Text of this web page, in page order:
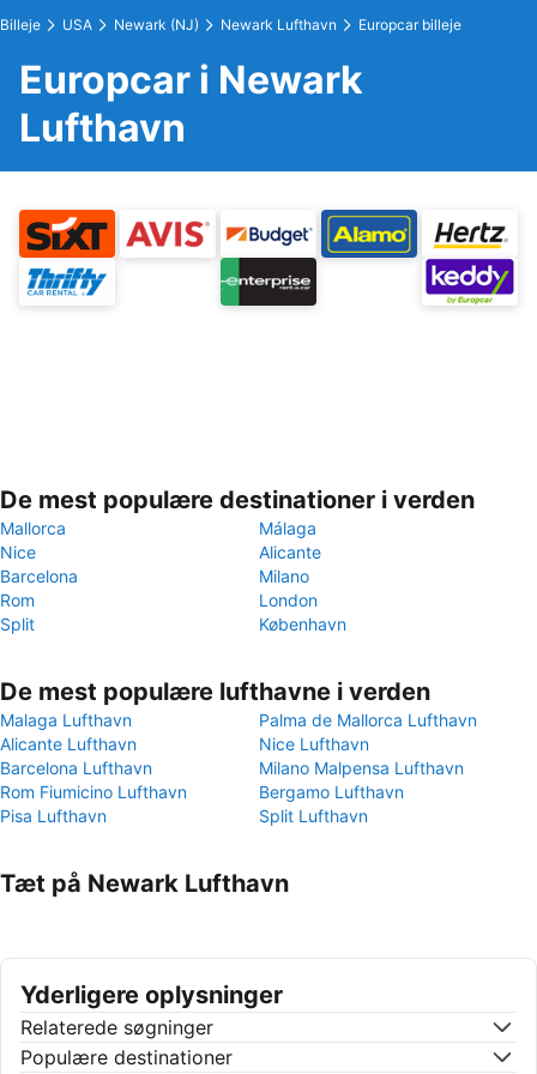
Billeje USA Newark (NJ) Newark Lufthavn Europcar billeje
Europcar i Newark
Lufthavn
De mest populære destinationer i verden
Mallorca
Málaga
Nice
Alicante
Barcelona
Milano
Rom
London
Split
København
De mest populære lufthavne i verden
Malaga Lufthavn
Palma de Mallorca Lufthavn
Alicante Lufthavn
Nice Lufthavn
Barcelona Lufthavn
Milano Malpensa Lufthavn
Rom Fiumicino Lufthavn
Bergamo Lufthavn
Pisa Lufthavn
Split Lufthavn
Tæt på Newark Lufthavn
Yderligere oplysninger
Relaterede søgninger
Populære destinationer